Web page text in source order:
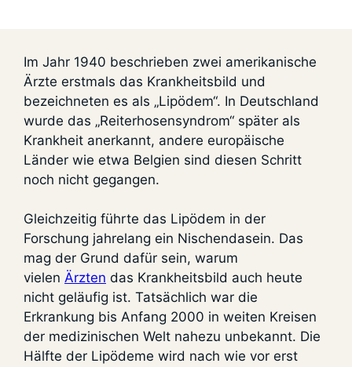
Im Jahr 1940 beschrieben zwei amerikanische
Ärzte erstmals das Krankheitsbild und
bezeichneten es als „Lipödem“. In Deutschland
wurde das „Reiterhosensyndrom“ später als
Krankheit anerkannt, andere europäische
Länder wie etwa Belgien sind diesen Schritt
noch nicht gegangen.
Gleichzeitig führte das Lipödem in der
Forschung jahrelang ein Nischendasein. Das
mag der Grund dafür sein, warum
vielen Ärzten das Krankheitsbild auch heute
nicht geläufig ist. Tatsächlich war die
Erkrankung bis Anfang 2000 in weiten Kreisen
der medizinischen Welt nahezu unbekannt. Die
Hälfte der Lipödeme wird nach wie vor erst